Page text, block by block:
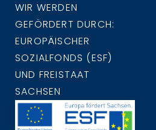
WIR WERDEN
GEFÖRDERT DURCH:
EUROPÄISCHER
SOZIALFONDS (ESF)
UND FREISTAAT
SACHSEN